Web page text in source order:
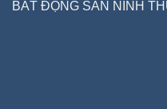
BẤT ĐỘNG SẢN NINH